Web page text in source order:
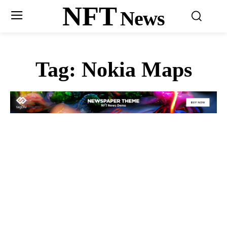
NFTNews
Tag: Nokia Maps